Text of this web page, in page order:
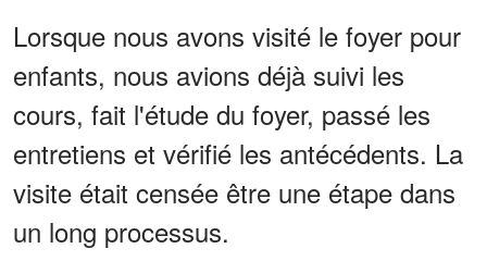
Lorsque nous avons visité le foyer pour
enfants, nous avions déjà suivi les
cours, fait l'étude du foyer, passé les
entretiens et vérifié les antécédents. La
visite était censée être une étape dans
un long processus.